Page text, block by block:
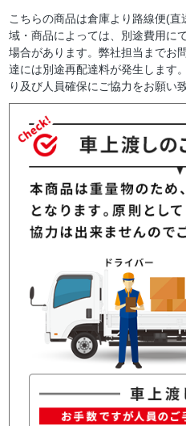
こちらの商品は倉庫より路線便(
域・商品によっては、別途費用に
場合があります。弊社担当までお
達には別途再配達料が発生します
り及び人員確保にご協力をお願い